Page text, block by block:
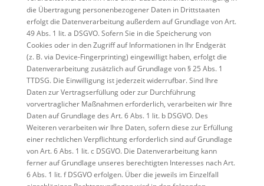
die Übertragung personenbezogener Daten in Drittstaaten
erfolgt die Datenverarbeitung außerdem auf Grundlage von Art.
49 Abs. 1 lit. a DSGVO. Sofern Sie in die Speicherung von
Cookies oder in den Zugriff auf Informationen in Ihr Endgerät
(z. B. via Device-Fingerprinting) eingewilligt haben, erfolgt die
Datenverarbeitung zusätzlich auf Grundlage von § 25 Abs. 1
TTDSG. Die Einwilligung ist jederzeit widerrufbar. Sind Ihre
Daten zur Vertragserfüllung oder zur Durchführung
vorvertraglicher Maßnahmen erforderlich, verarbeiten wir Ihre
Daten auf Grundlage des Art. 6 Abs. 1 lit. b DSGVO. Des
Weiteren verarbeiten wir Ihre Daten, sofern diese zur Erfüllung
einer rechtlichen Verpflichtung erforderlich sind auf Grundlage
von Art. 6 Abs. 1 lit. c DSGVO. Die Datenverarbeitung kann
ferner auf Grundlage unseres berechtigten Interesses nach Art.
6 Abs. 1 lit. f DSGVO erfolgen. Über die jeweils im Einzelfall